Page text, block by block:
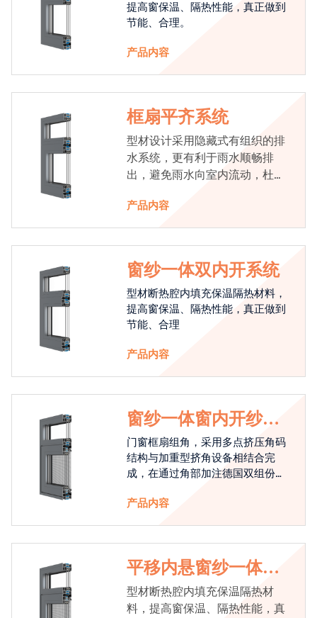
提高窗保温、隔热性能，真正做到
节能、合理。
产品内容
框扇平齐系统
型材设计采用隐藏式有组织的排
水系统，更有利于雨水顺畅排
出，避免雨水向室内流动，杜绝
产品内容
窗纱一体双内开系统
型材断热腔内填充保温隔热材料，
提高窗保温、隔热性能，真正做到
节能、合理
产品内容
窗纱一体窗内开纱外
开系统
门窗框扇组角，采用多点挤压角码
结构与加重型挤角设备相结合完
成，在通过角部加注德国双组份胶
强度，促使窗使用寿命提升5-10
产品内容
平移内悬窗纱一体系
统
型材断热腔内填充保温隔热材
料，提高窗保温、隔热性能，真